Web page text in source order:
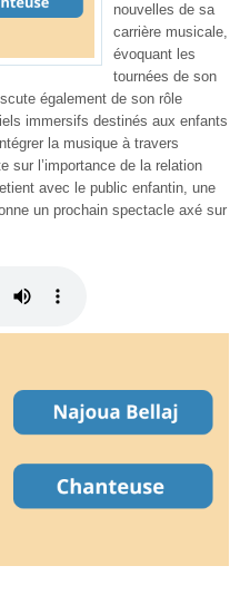
nouvelles de sa
carrière musicale,
évoquant les
tournées de son
également de son rôle
immersifs destinés aux enfants
la musique à travers
sur l’importance de la relation
avec le public enfantin, une
un prochain spectacle axé sur